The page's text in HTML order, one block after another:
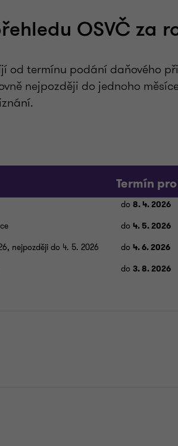
OSVČ za
od termínu podání daňového
nejpozději do jednoho
Termín
do 8. 4. 2026
do 4. 5. 2026
nejpozději do 4. 5. 2026
do 4. 6. 2026
do 3. 8. 2026